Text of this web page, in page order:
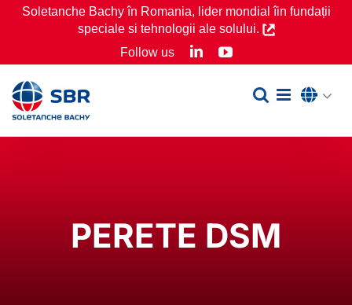
SkipSoletanche Bachy în Romania, lider mondial îin fundații
speciale si tehnologii ale solului.
Follow us
LinkedInYouTube
PERETE DSM